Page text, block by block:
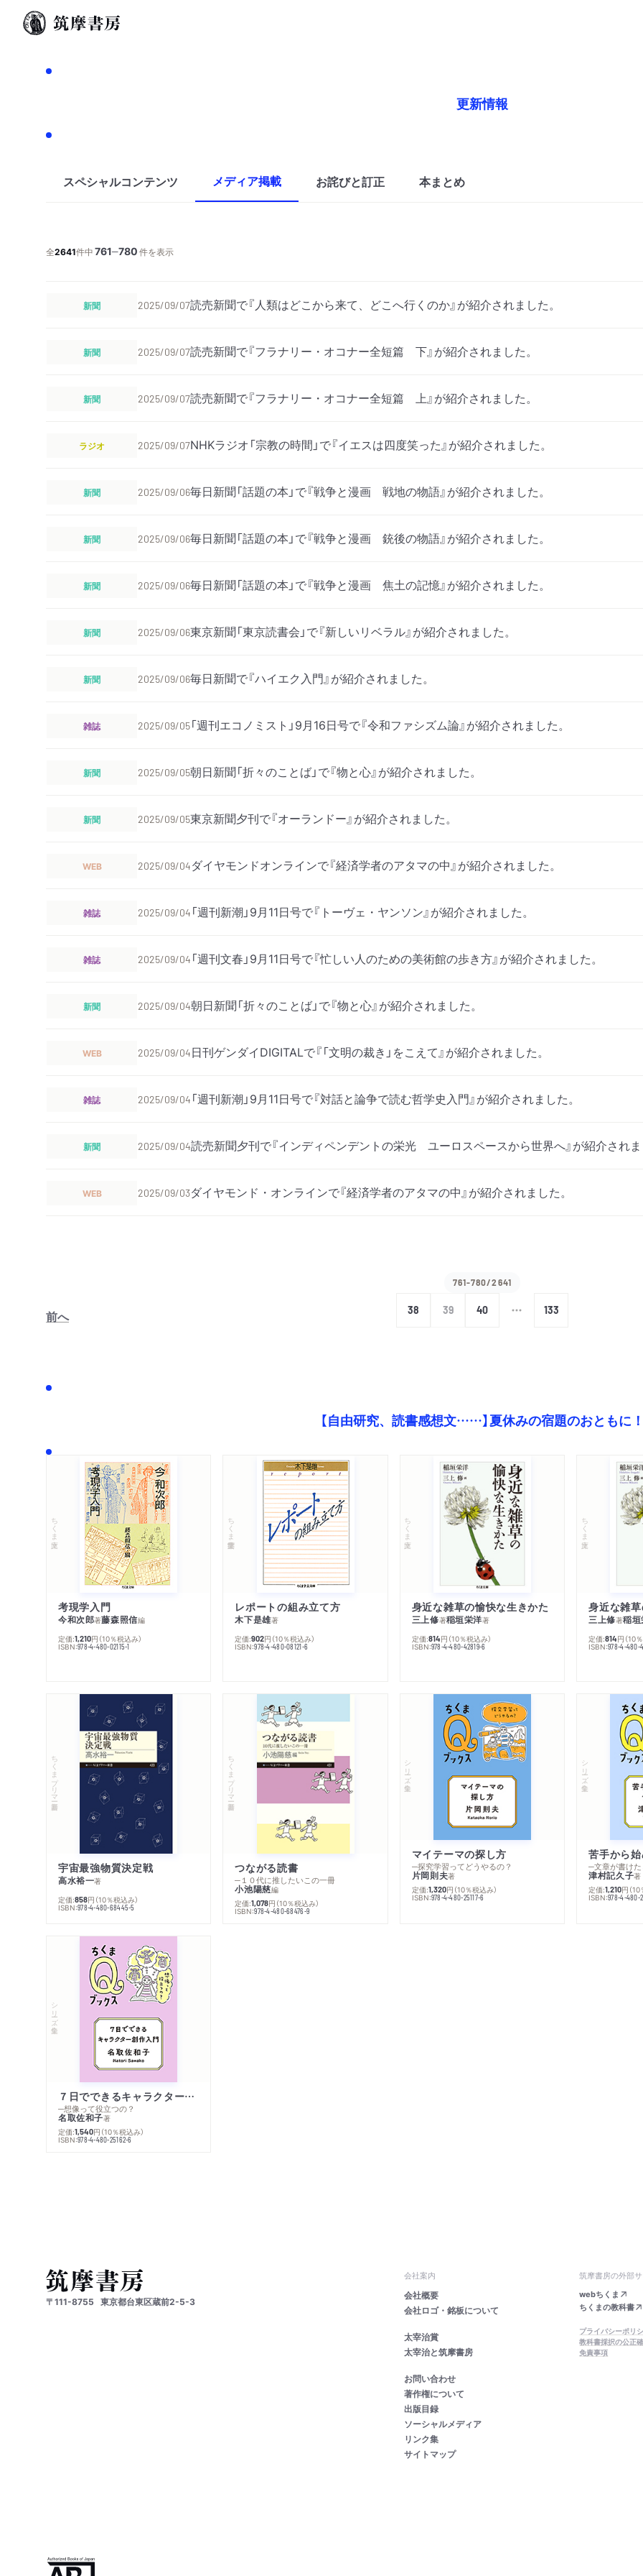
更新情報
スペシャルコンテンツ メディア掲載 お詫びと訂正 本まとめ
全2641件中761─780件を表示
新聞 2025/09/07読売新聞で『人類はどこから来て、どこへ行くのか』が紹介されました。
新聞 2025/09/07読売新聞で『フラナリー・オコナー全短篇 下』が紹介されました。
新聞 2025/09/07読売新聞で『フラナリー・オコナー全短篇 上』が紹介されました。
ラジオ 2025/09/07NHKラジオ「宗教の時間」で『イエスは四度笑った』が紹介されました。
新聞 2025/09/06毎日新聞「話題の本」で『戦争と漫画 戦地の物語』が紹介されました。
新聞 2025/09/06毎日新聞「話題の本」で『戦争と漫画 銃後の物語』が紹介されました。
新聞 2025/09/06毎日新聞「話題の本」で『戦争と漫画 焦土の記憶』が紹介されました。
新聞 2025/09/06東京新聞「東京読書会」で『新しいリベラル』が紹介されました。
新聞 2025/09/06毎日新聞で『ハイエク入門』が紹介されました。
雑誌 2025/09/05「週刊エコノミスト」9月16日号で『令和ファシズム論』が紹介されました。
新聞 2025/09/05朝日新聞「折々のことば」で『物と心』が紹介されました。
新聞 2025/09/05東京新聞夕刊で『オーランドー』が紹介されました。
WEB 2025/09/04ダイヤモンドオンラインで『経済学者のアタマの中』が紹介されました。
雑誌 2025/09/04 「週刊新潮」9月11日号で『トーヴェ・ヤンソン』が紹介されました。
雑誌 2025/09/04 「週刊文春」9月11日号で『忙しい人のための美術館の歩き方』が紹介されました。
新聞 2025/09/04朝日新聞「折々のことば」で『物と心』が紹介されました。
WEB 2025/09/04日刊ゲンダイDIGITALで『「文明の裁き」をこえて』が紹介されました。
雑誌 2025/09/04 「週刊新潮」9月11日号で『対話と論争で読む哲学史入門』が紹介されました。
新聞 2025/09/04読売新聞夕刊で『インディペンデントの栄光 ユーロスペースから世界へ』が紹介され
WEB 2025/09/03ダイヤモンド・オンラインで『経済学者のアタマの中』が紹介されました。
前へ
761-780/2641
38 39 40 133
【自由研究、読書感想文……】夏休みの宿題のおともに
ちくま文庫
考現学入門
今和次郎著藤森照信編
定価:1,210円 （10％税込み）
ISBN:978-4-480-02115-1
ちくま学芸文庫
レポートの組み立て方
木下是雄著
定価:902円 （10％税込み）
ISBN:978-4-480-08121-6
ちくま文庫
身近な雑草の愉快な生きかた
三上修著稲垣栄洋著
定価:814円 （10％税込み）
ISBN:978-4-480-42819-6
ちくま文庫
身近な雑
三上修著稲
定価:814円 （10
ISBN:978-4-480-
ちくまプリマー新書
宇宙最強物質決定戦
高水裕一著
定価:858円 （10％税込み）
ISBN:978-4-480-68445-5
ちくまプリマー新書
つながる読書
─１０代に推したいこの一冊
小池陽慈編
定価:1,078円 （10％税込み）
ISBN:978-4-480-68476-9
シリーズ・全集
マイテーマの探し方
─探究学習ってどうやるの？
片岡則夫著
定価:1,320円 （10％税込み）
ISBN:978-4-480-25117-6
シリーズ・全集
苦手から
─文章が書け
津村記久子著
定価:1,210円 （
ISBN:978-4-480-
シリーズ・全集
７日でできるキャラクター創作入門
─想像って役立つの？
名取佐和子著
定価:1,540円 （10％税込み）
ISBN:978-4-480-25162-6
〒111-8755 東京都台東区蔵前2-5-3
会社案内
会社概要
会社ロゴ・銘板について
太宰治賞
太宰治と筑摩書房
お問い合わせ
著作権について
出版目録
ソーシャルメディア
リンク集
サイトマップ
筑摩書房の外部
webちくま
ちくまの教科書
プライバシーポリ
教科書採択の公正
免責事項